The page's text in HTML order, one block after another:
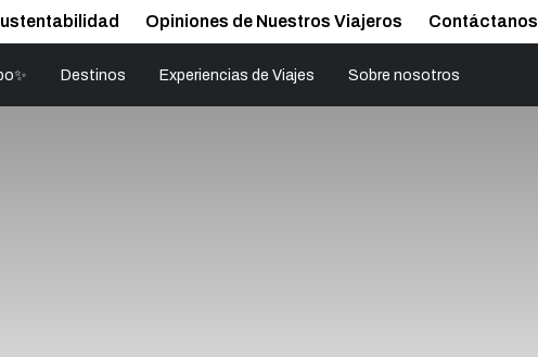
Opiniones de Nuestros Viajeros Contáctanos
Destinos Experiencias de Viajes Sobre nosotros